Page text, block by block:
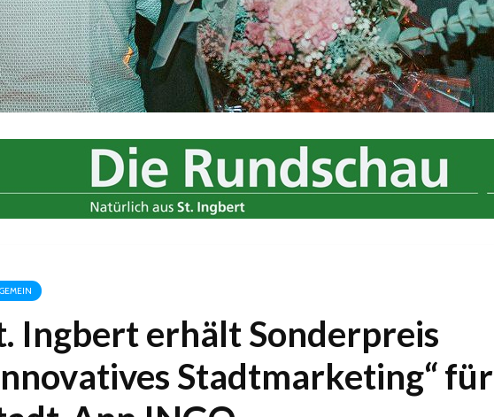
Ingbert erhält Sonderpreis
Stadtmarketing“ für